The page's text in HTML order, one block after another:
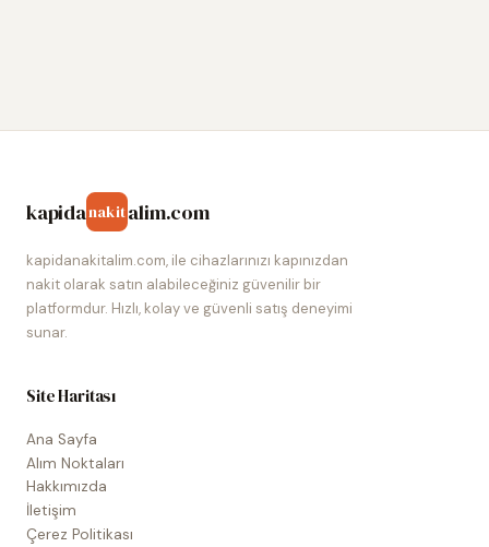
kapidanakitalim.com
kapidanakitalim.com, ile cihazlarınızı kapınızdan
nakit olarak satın alabileceğiniz güvenilir bir
platformdur. Hızlı, kolay ve güvenli satış deneyimi
sunar.
Site Haritası
Ana Sayfa
Alım Noktaları
Hakkımızda
İletişim
Çerez Politikası